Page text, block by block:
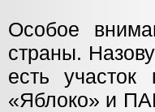
Особое
страны.
есть
«Яблоко» и